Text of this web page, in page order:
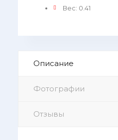
Вес: 0.41
Описание
Фотографии
Отзывы